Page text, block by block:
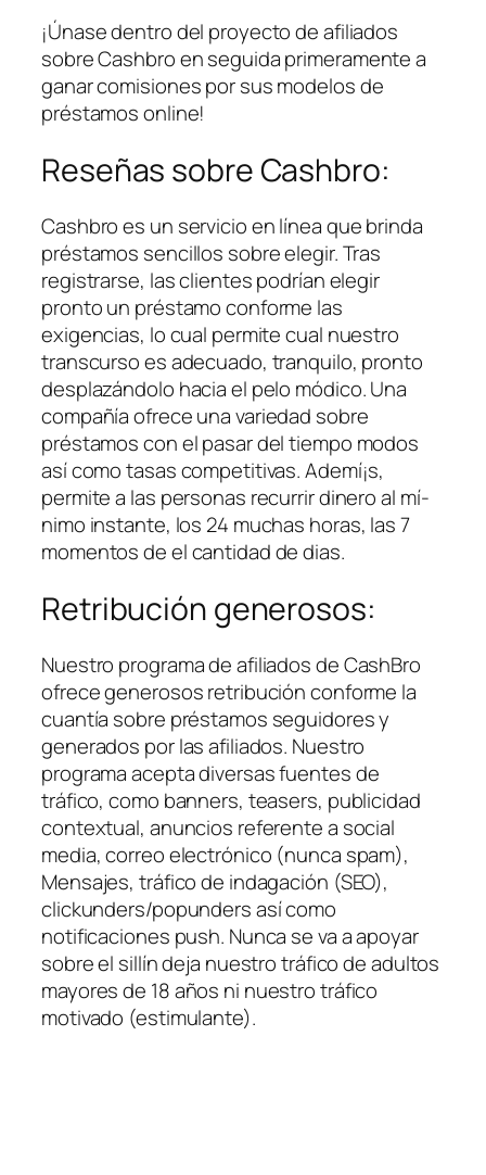
¡Únase dentro del proyecto de afiliados
sobre Cashbro en seguida primeramente a
ganar comisiones por sus modelos de
préstamos online!
Reseñas sobre Cashbro:
Cashbro es un servicio en línea que brinda
préstamos sencillos sobre elegir. Tras
registrarse, las clientes podrían elegir
pronto un préstamo conforme las
exigencias, lo cual permite cual nuestro
transcurso es adecuado, tranquilo, pronto
desplazándolo hacia el pelo módico. Una
compañía ofrece una variedad sobre
préstamos con el pasar del tiempo modos
así­ como tasas competitivas. Ademí¡s,
permite a las personas recurrir dinero al mí­
nimo instante, los 24 muchas horas, las 7
momentos de el cantidad de dias.
Retribución generosos:
Nuestro programa de afiliados de CashBro
ofrece generosos retribución conforme la
cuantía sobre préstamos seguidores y
generados por las afiliados. Nuestro
programa acepta diversas fuentes de
tráfico, como banners, teasers, publicidad
contextual, anuncios referente a social
media, correo electrónico (nunca spam),
Mensajes, tráfico de indagación (SEO),
clickunders/popunders así­ como
notificaciones push. Nunca se va a apoyar
sobre el sillí­n deja nuestro tráfico de adultos
mayores de 18 años ni nuestro tráfico
motivado (estimulante).